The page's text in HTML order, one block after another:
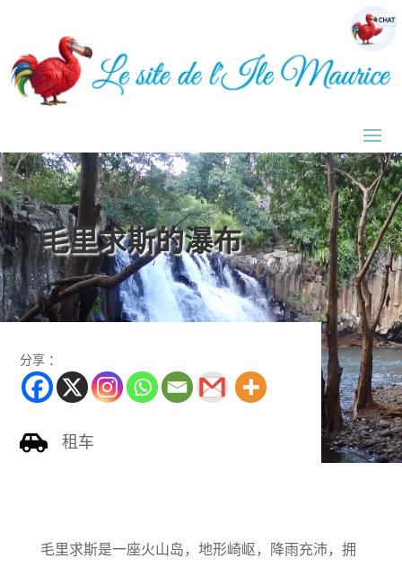
毛里求斯的瀑布
分享 ：
 租车
毛里求斯是一座火山岛，地形崎岖，降雨充沛，拥